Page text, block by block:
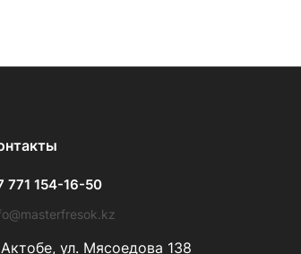
771 154-16-50
Актобе, ул. Мясоедова 138